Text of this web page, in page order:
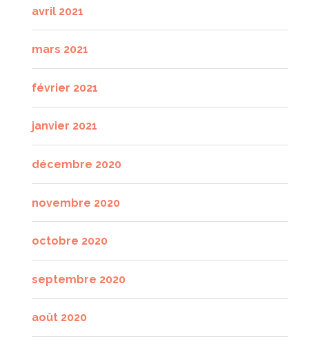
avril 2021
mars 2021
février 2021
janvier 2021
décembre 2020
novembre 2020
octobre 2020
septembre 2020
août 2020